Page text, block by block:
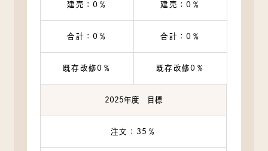
建売：0％ 建売：0％
合計：0％ 合計：0％
既存改修0％ 既存改修0％
2025年度 目標
注文：35％